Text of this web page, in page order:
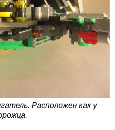
Расположен как у